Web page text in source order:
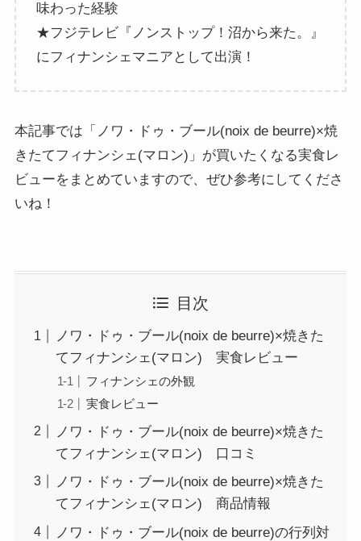
味わった経験
★フジテレビ『ノンストップ！沼から来た。』
にフィナンシェマニアとして出演！
本記事では「ノワ・ドゥ・ブール(noix de beurre)×焼
きたてフィナンシェ(マロン)」が買いたくなる実食レ
ビューをまとめていますので、ぜひ参考にしてくださ
いね！
目次
ノワ・ドゥ・ブール(noix de beurre)×焼きた
てフィナンシェ(マロン) 実食レビュー
フィナンシェの外観
実食レビュー
ノワ・ドゥ・ブール(noix de beurre)×焼きた
てフィナンシェ(マロン) 口コミ
ノワ・ドゥ・ブール(noix de beurre)×焼きた
てフィナンシェ(マロン) 商品情報
ノワ・ドゥ・ブール(noix de beurre)の行列対